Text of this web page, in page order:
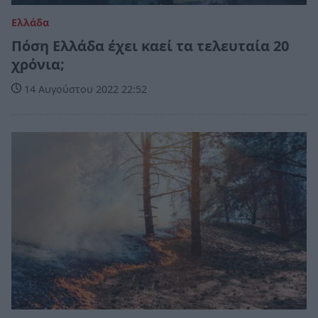
Ελλάδα
Πόση Ελλάδα έχει καεί τα τελευταία 20
χρόνια;
14 Αυγούστου 2022 22:52